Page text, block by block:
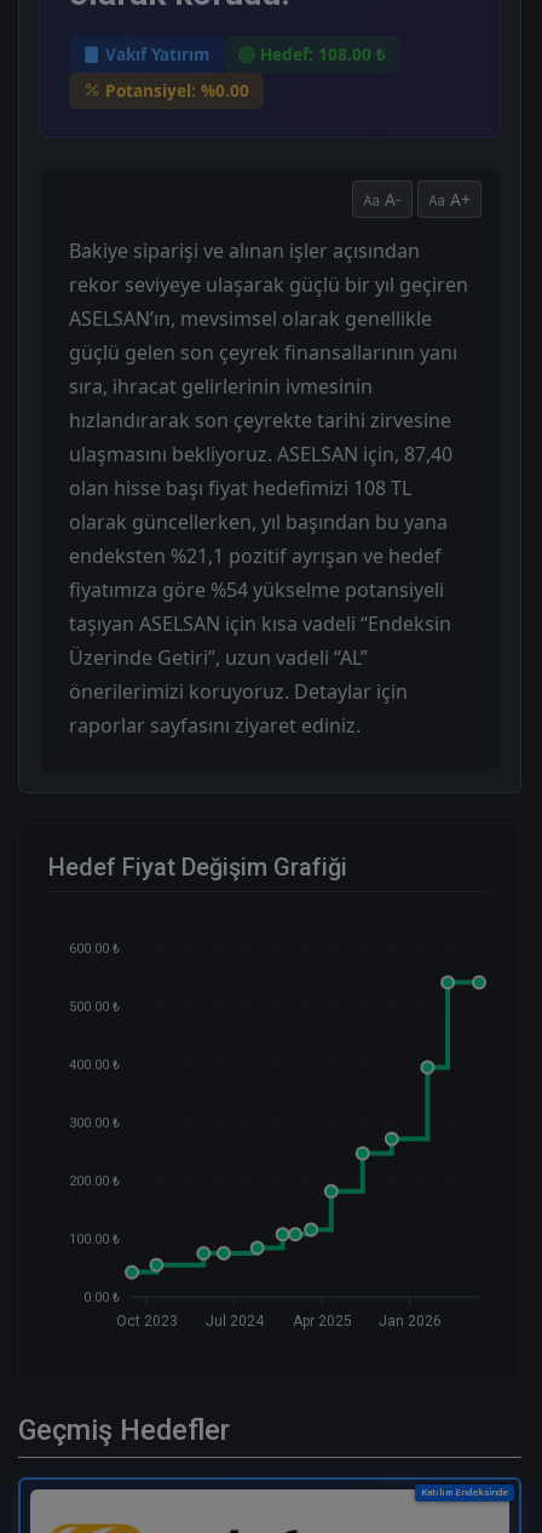
Vakıf Yatırım
Hedef: 108.00 ₺
Potansiyel: %0.00
A- A+
Bakiye siparişi ve alınan işler açısından
rekor seviyeye ulaşarak güçlü bir yıl geçiren
ASELSAN’ın, mevsimsel olarak genellikle
güçlü gelen son çeyrek finansallarının yanı
sıra, ihracat gelirlerinin ivmesinin
hızlandırarak son çeyrekte tarihi zirvesine
ulaşmasını bekliyoruz. ASELSAN için, 87,40
olan hisse başı fiyat hedefimizi 108 TL
olarak güncellerken, yıl başından bu yana
endeksten %21,1 pozitif ayrışan ve hedef
fiyatımıza göre %54 yükselme potansiyeli
taşıyan ASELSAN için kısa vadeli “Endeksin
Üzerinde Getiri”, uzun vadeli “AL”
önerilerimizi koruyoruz. Detaylar için
raporlar sayfasını ziyaret ediniz.
Hedef Fiyat Değişim Grafiği
600.00 ₺
500.00 ₺
400.00 ₺
300.00 ₺
200.00 ₺
100.00 ₺
0.00 ₺
Oct 2023 Jul 2024 Apr 2025 Jan 2026
Geçmiş Hedefler
Katılım Endeksinde